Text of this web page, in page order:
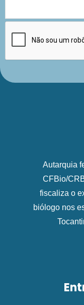
Autarquia
CFBio/
fiscaliza o
biólogo nos